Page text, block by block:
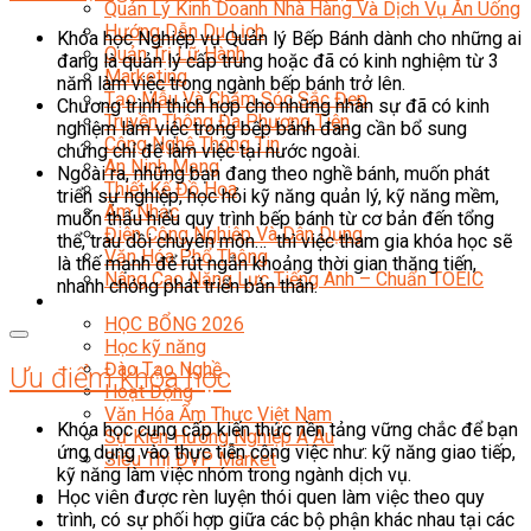
Quản Lý Kinh Doanh Nhà Hàng Và Dịch Vụ Ăn Uống
Hướng Dẫn Du Lịch
Quản Trị Lữ Hành
Marketing
Tạo Mẫu Và Chăm Sóc Sắc Đẹp
Truyền Thông Đa Phương Tiện
Công Nghệ Thông Tin
An Ninh Mạng
Thiết Kế Đồ Họa
Âm Nhạc
Điện Công Nghiệp Và Dân Dụng
Văn Hóa Phổ Thông
Nâng Cao Năng Lực Tiếng Anh – Chuẩn TOEIC
HỌC BỔNG 2026
Học kỹ năng
Đào Tạo Nghề
Hoạt Động
Văn Hóa Ẩm Thực Việt Nam
Sự Kiện Hướng Nghiệp Á Âu
Siêu Thị ĐVP Market
Khóa học Nghiệp vụ Quản lý Bếp Bánh dành cho những ai
đang là quản lý cấp trung hoặc đã có kinh nghiệm từ 3
năm làm việc trong ngành bếp bánh trở lên.
Chương trình thích hợp cho những nhân sự đã có kinh
nghiệm làm việc trong bếp bánh đang cần bổ sung
chứng chỉ để làm việc tại nước ngoài.
Ngoài ra, những bạn đang theo nghề bánh, muốn phát
triển sự nghiệp, học hỏi kỹ năng quản lý, kỹ năng mềm,
muốn thấu hiểu quy trình bếp bánh từ cơ bản đến tổng
thể, trau dồi chuyên môn… thì việc tham gia khóa học sẽ
là thế mạnh để rút ngắn khoảng thời gian thăng tiến,
nhanh chóng phát triển bản thân.
Ưu điểm khóa học
Khóa học cung cấp kiến thức nền tảng vững chắc để bạn
ứng dụng vào thực tiễn công việc như: kỹ năng giao tiếp,
kỹ năng làm việc nhóm trong ngành dịch vụ.
Học viên được rèn luyện thói quen làm việc theo quy
trình, có sự phối hợp giữa các bộ phận khác nhau tại các